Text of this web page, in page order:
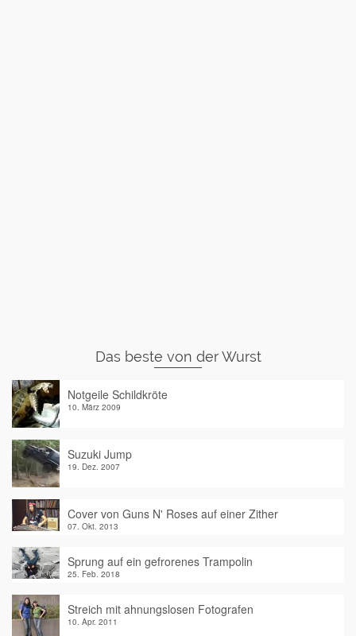
Das beste von der Wurst
Notgeile Schildkröte
10. März 2009
Suzuki Jump
19. Dez. 2007
Cover von Guns N' Roses auf einer Zither
07. Okt. 2013
Sprung auf ein gefrorenes Trampolin
25. Feb. 2018
Streich mit ahnungslosen Fotografen
10. Apr. 2011